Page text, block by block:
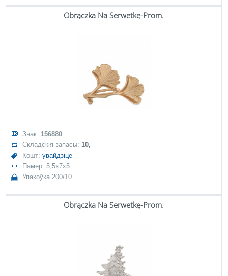
Obrączka Na Serwetkę-Prom.
Знак: 156880
Складскія запасы:10,
Кошт:увайдзіце
Памер: 5,5x7x5
Упакоўка 200/10
Obrączka Na Serwetkę-Prom.